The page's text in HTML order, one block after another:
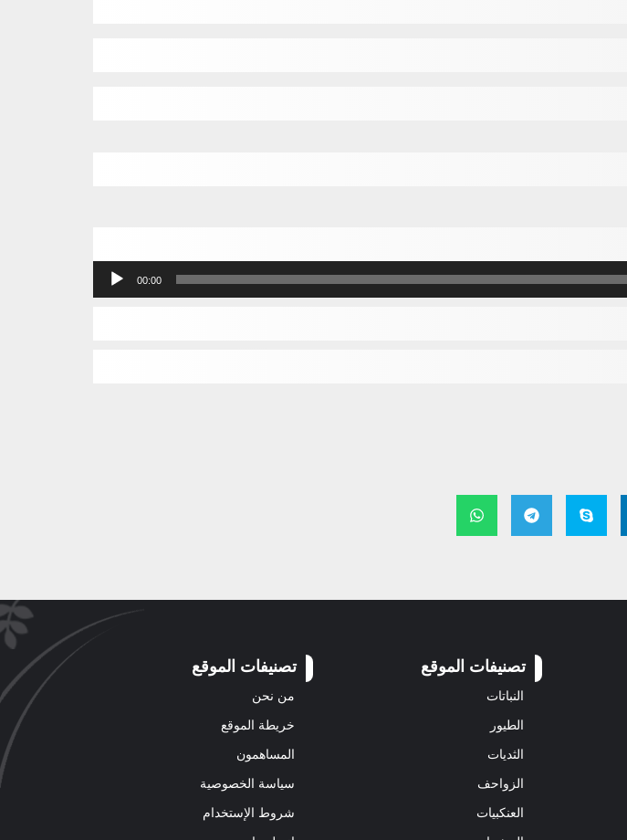
مشغل
الصوت
00:00
تصنيفات الموقع
النباتات
الطيور
الثديات
الزواحف
العنكبيات
تصنيفات الموقع
من نحن
خريطة الموقع
المساهمون
سياسة الخصوصية
شروط الإستخدام